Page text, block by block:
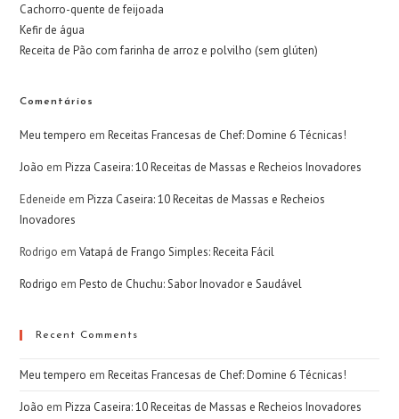
Cachorro-quente de feijoada
Kefir de água
Receita de Pão com farinha de arroz e polvilho (sem glúten)
Comentários
Meu tempero emReceitas Francesas de Chef: Domine 6 Técnicas!
João emPizza Caseira: 10 Receitas de Massas e Recheios Inovadores
Edeneide emPizza Caseira: 10 Receitas de Massas e Recheios
Inovadores
Rodrigo emVatapá de Frango Simples: Receita Fácil
Rodrigo emPesto de Chuchu: Sabor Inovador e Saudável
Recent Comments
Meu tempero emReceitas Francesas de Chef: Domine 6 Técnicas!
João emPizza Caseira: 10 Receitas de Massas e Recheios Inovadores